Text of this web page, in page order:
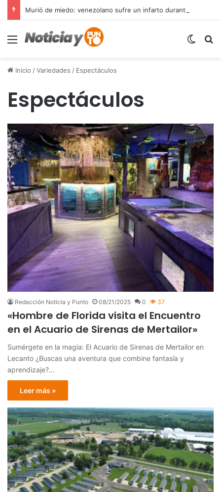
Menú
Inicio /Variedades / Espectáculos
Espectáculos
Redacción Noticia y Punto 08/21/2025 0 37
«Hombre de Florida visita el Encuentro
en el Acuario de Sirenas de Mertailor»
Sumérgete en la magia: El Acuario de Sirenas de Mertailor en
Lecanto ¿Buscas una aventura que combine fantasía y
aprendizaje?…
Leer más »